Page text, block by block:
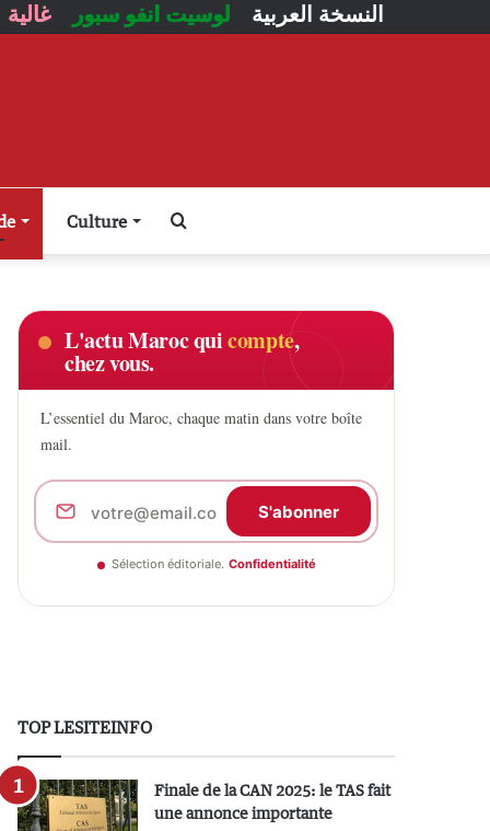
غالية لوسيت انفو سبور النسخة العربية
Culture
L'actu Maroc quicompte,
chez vous.
L’essentiel du Maroc, chaque matin dans votre boîte
mail.
S'abonner
Sélection éditoriale. Confidentialité
TOP LESITEINFO
Finale de la CAN 2025: le TAS fait
une annonce importante